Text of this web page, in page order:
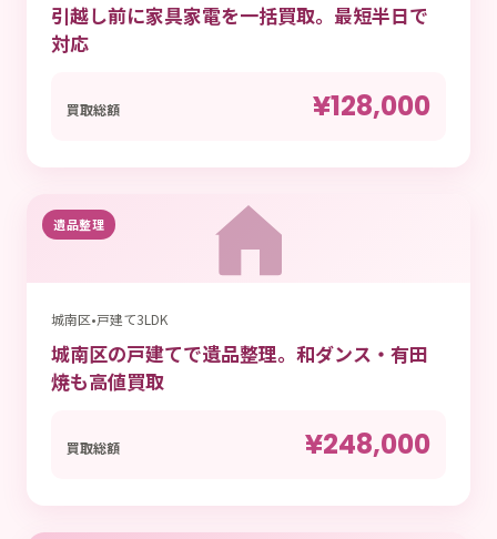
引越し前に家具家電を一括買取。最短半日で
対応
買取総額 ¥128,000
遺品整理
城南区•戸建て3LDK
城南区の戸建てで遺品整理。和ダンス・有田
焼も高値買取
買取総額 ¥248,000